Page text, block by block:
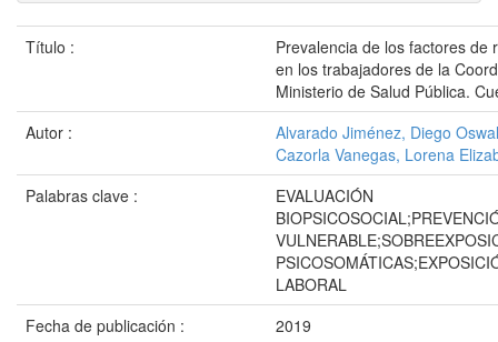
Título :
Prevalencia de los factores de
en los trabajadores de la
Ministerio de Salud Pública.
Autor :
Alvarado Jiménez, Diego
Cazorla Vanegas, Lorena
Palabras clave :
EVALUACIÓN
LABORAL
Fecha de publicación :
2019